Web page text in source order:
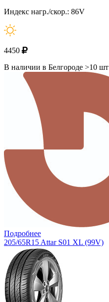
Индекс нагр./скор.: 86V
4450
В наличии в Белгороде >10 шт
Подробнее
205/65R15 Attar S01 XL (99V)